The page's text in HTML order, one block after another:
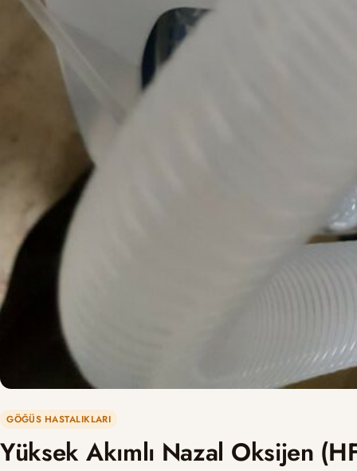
GÖĞÜS HASTALIKLARI
Yüksek Akımlı Nazal Oksijen